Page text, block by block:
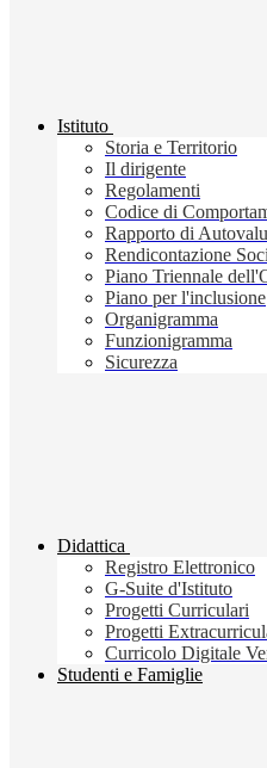
Istituto
Storia e Territorio
Il dirigente
Regolamenti
Codice di
Rapporto di
Rendicontazione
Piano Triennale
Piano per l'inclusione
Organigramma
Funzionigramma
Sicurezza
Didattica
Registro Elettronico
G-Suite d'Istituto
Progetti Curriculari
Progetti
Curricolo Digitale
Studenti e Famiglie